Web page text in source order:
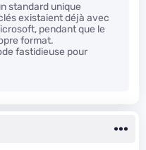
standard unique
existaient déjà avec
pendant que le
format.
fastidieuse pour